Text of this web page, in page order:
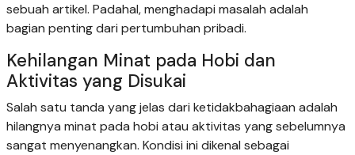
sebuah artikel. Padahal, menghadapi masalah adalah
bagian penting dari pertumbuhan pribadi.
Kehilangan Minat pada Hobi dan
Aktivitas yang Disukai
Salah satu tanda yang jelas dari ketidakbahagiaan adalah
hilangnya minat pada hobi atau aktivitas yang sebelumnya
sangat menyenangkan. Kondisi ini dikenal sebagai